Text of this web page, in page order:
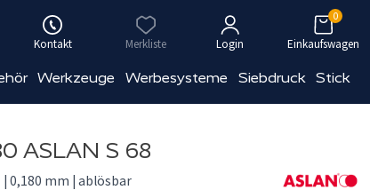
Kontakt Merkliste Login Einkaufswagen
0
Werkzeuge Werbesysteme Siebdruck Stick
ASLAN S 68
0,180 mm | ablösbar